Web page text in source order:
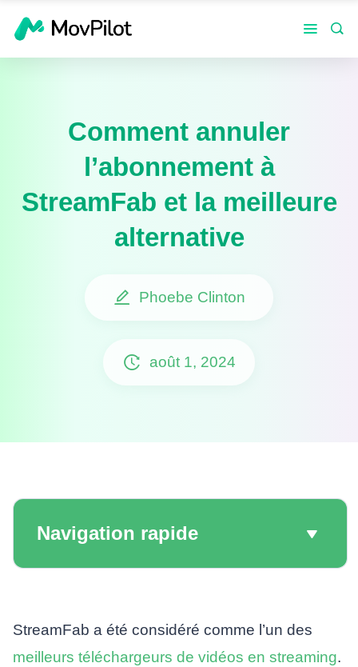
Comment annuler
l’abonnement à
StreamFab et la meilleure
alternative
Phoebe Clinton
août 1, 2024
Navigation rapide
StreamFab a été considéré comme l’un des
meilleurs téléchargeurs de vidéos en streaming.